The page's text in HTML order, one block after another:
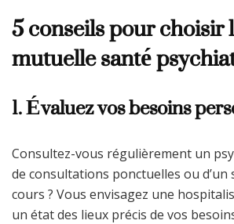
5 conseils pour
mutuelle santé
1. Évaluez vos besoins
Consultez-vous régulièrement un
de consultations ponctuelles ou d’un
cours ? Vous envisagez une
un état des lieux précis de vos